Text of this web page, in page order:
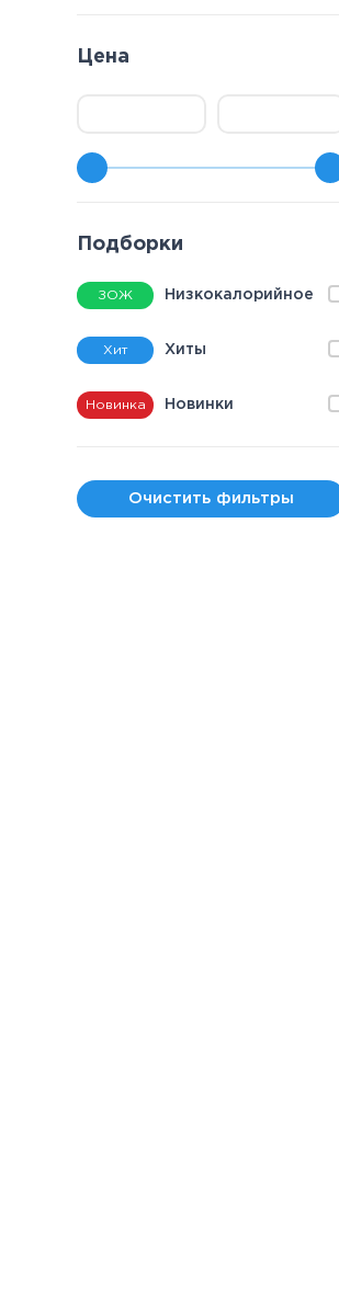
Цена
Подборки
ЗОЖ Низкокалорийное
Хит Хиты
Новинка Новинки
Очистить фильтры